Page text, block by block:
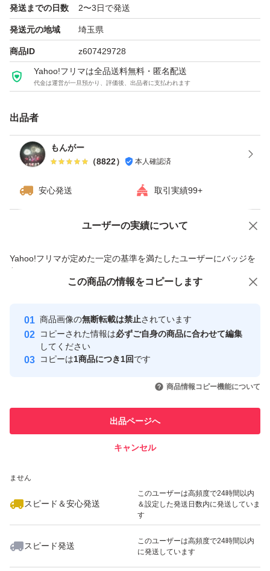
発送までの日数 2〜3日で発送
発送元の地域 埼玉県
商品ID z607429728
Yahoo!フリマは全品送料無料・匿名配送
代金は運営が一旦預かり、評価後、出品者に支払われます
出品者
もんがー
（8822） 本人確認済
安心発送 取引実績99+
ユーザーの実績について
Yahoo!フリマが定めた一定の基準を満たしたユーザーにバッジを
付与しています
安心取引出品者
心・安全なユーザーです
取引実績
引を完了させた実績があります
での取引実績があります
ません
スピード＆安心発送
このユーザーは高頻度で24時間以内
＆設定した発送日数内に発送していま
す
スピード発送
このユーザーは高頻度で24時間以内
に発送しています
価格の相談 商品への質問
この商品の情報をコピーします
商品画像の無断転載は禁止されています
コピーされた情報は必ずご自身の商品に合わせて編集
してください
コピーは1商品につき1回です
商品情報コピー機能について
出品ページへ
キャンセル
この商品をみている人にオススメ
いいね！
1,450